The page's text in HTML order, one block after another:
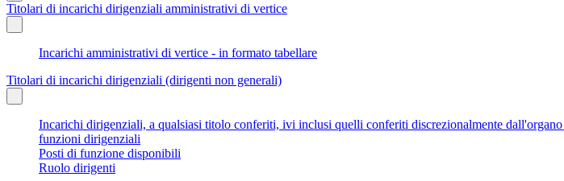
Titolari di incarichi dirigenziali amministrativi di vertice
Incarichi amministrativi di vertice - in formato tabellare
Titolari di incarichi dirigenziali (dirigenti non generali)
Incarichi dirigenziali, a qualsiasi titolo conferiti, ivi inclusi quelli conferiti discrezionalmente
funzioni dirigenziali
Posti di funzione disponibili
Ruolo dirigenti